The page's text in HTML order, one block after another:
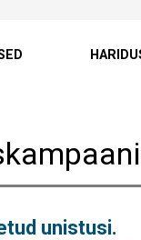
unistusi.